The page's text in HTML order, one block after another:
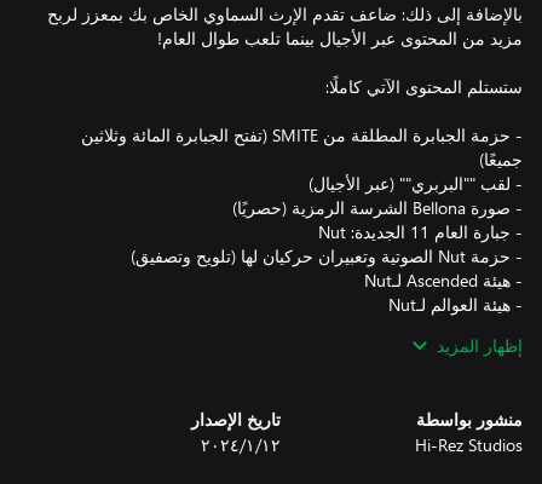
بالإضافة إلى ذلك: ضاعف تقدم الإرث السماوي الخاص بك بمعزز لربح
- حزمة الجبابرة المطلقة من SMITE (تفتح الجبابرة المائة وثلاثين
إظهار المزيد
منشور بواسطة
Hi-Rez Studios
تاريخ الإصدار
١٢‏/١‏/٢٠٢٤